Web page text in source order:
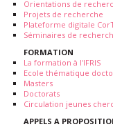
Orientations de
Projets de recherche
Plateforme digitale
Séminaires de
FORMATION
La formation à l'IFRIS
Ecole thématique
Masters
Doctorats
Circulation jeunes
APPELS A